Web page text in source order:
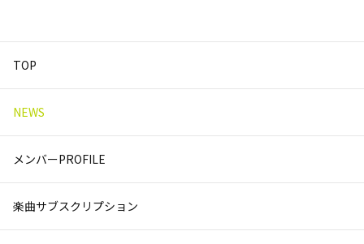
TOP
NEWS
メンバーPROFILE
楽曲サブスクリプション